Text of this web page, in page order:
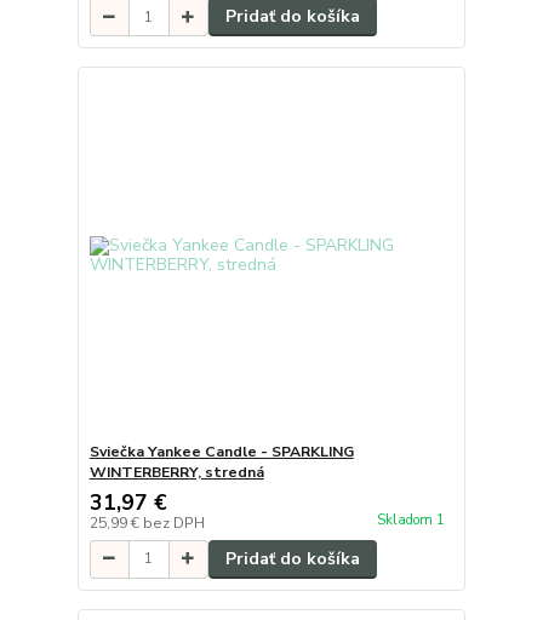
Pridať do košíka
Sviečka Yankee Candle - SPARKLING
WINTERBERRY, stredná
31,97 €
25,99 € bez DPH Skladom 1
Pridať do košíka